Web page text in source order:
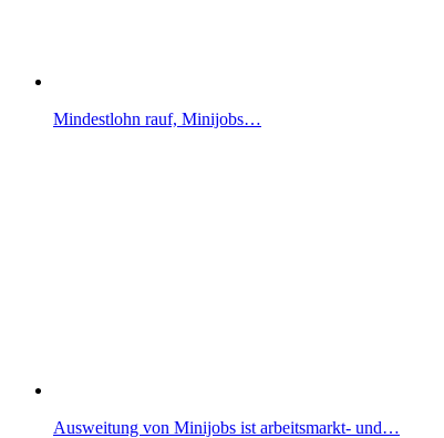
Mindestlohn rauf, Minijobs…
Ausweitung von Minijobs ist arbeitsmarkt- und…